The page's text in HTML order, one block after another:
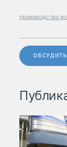
производство
ОБСУДИТЬ